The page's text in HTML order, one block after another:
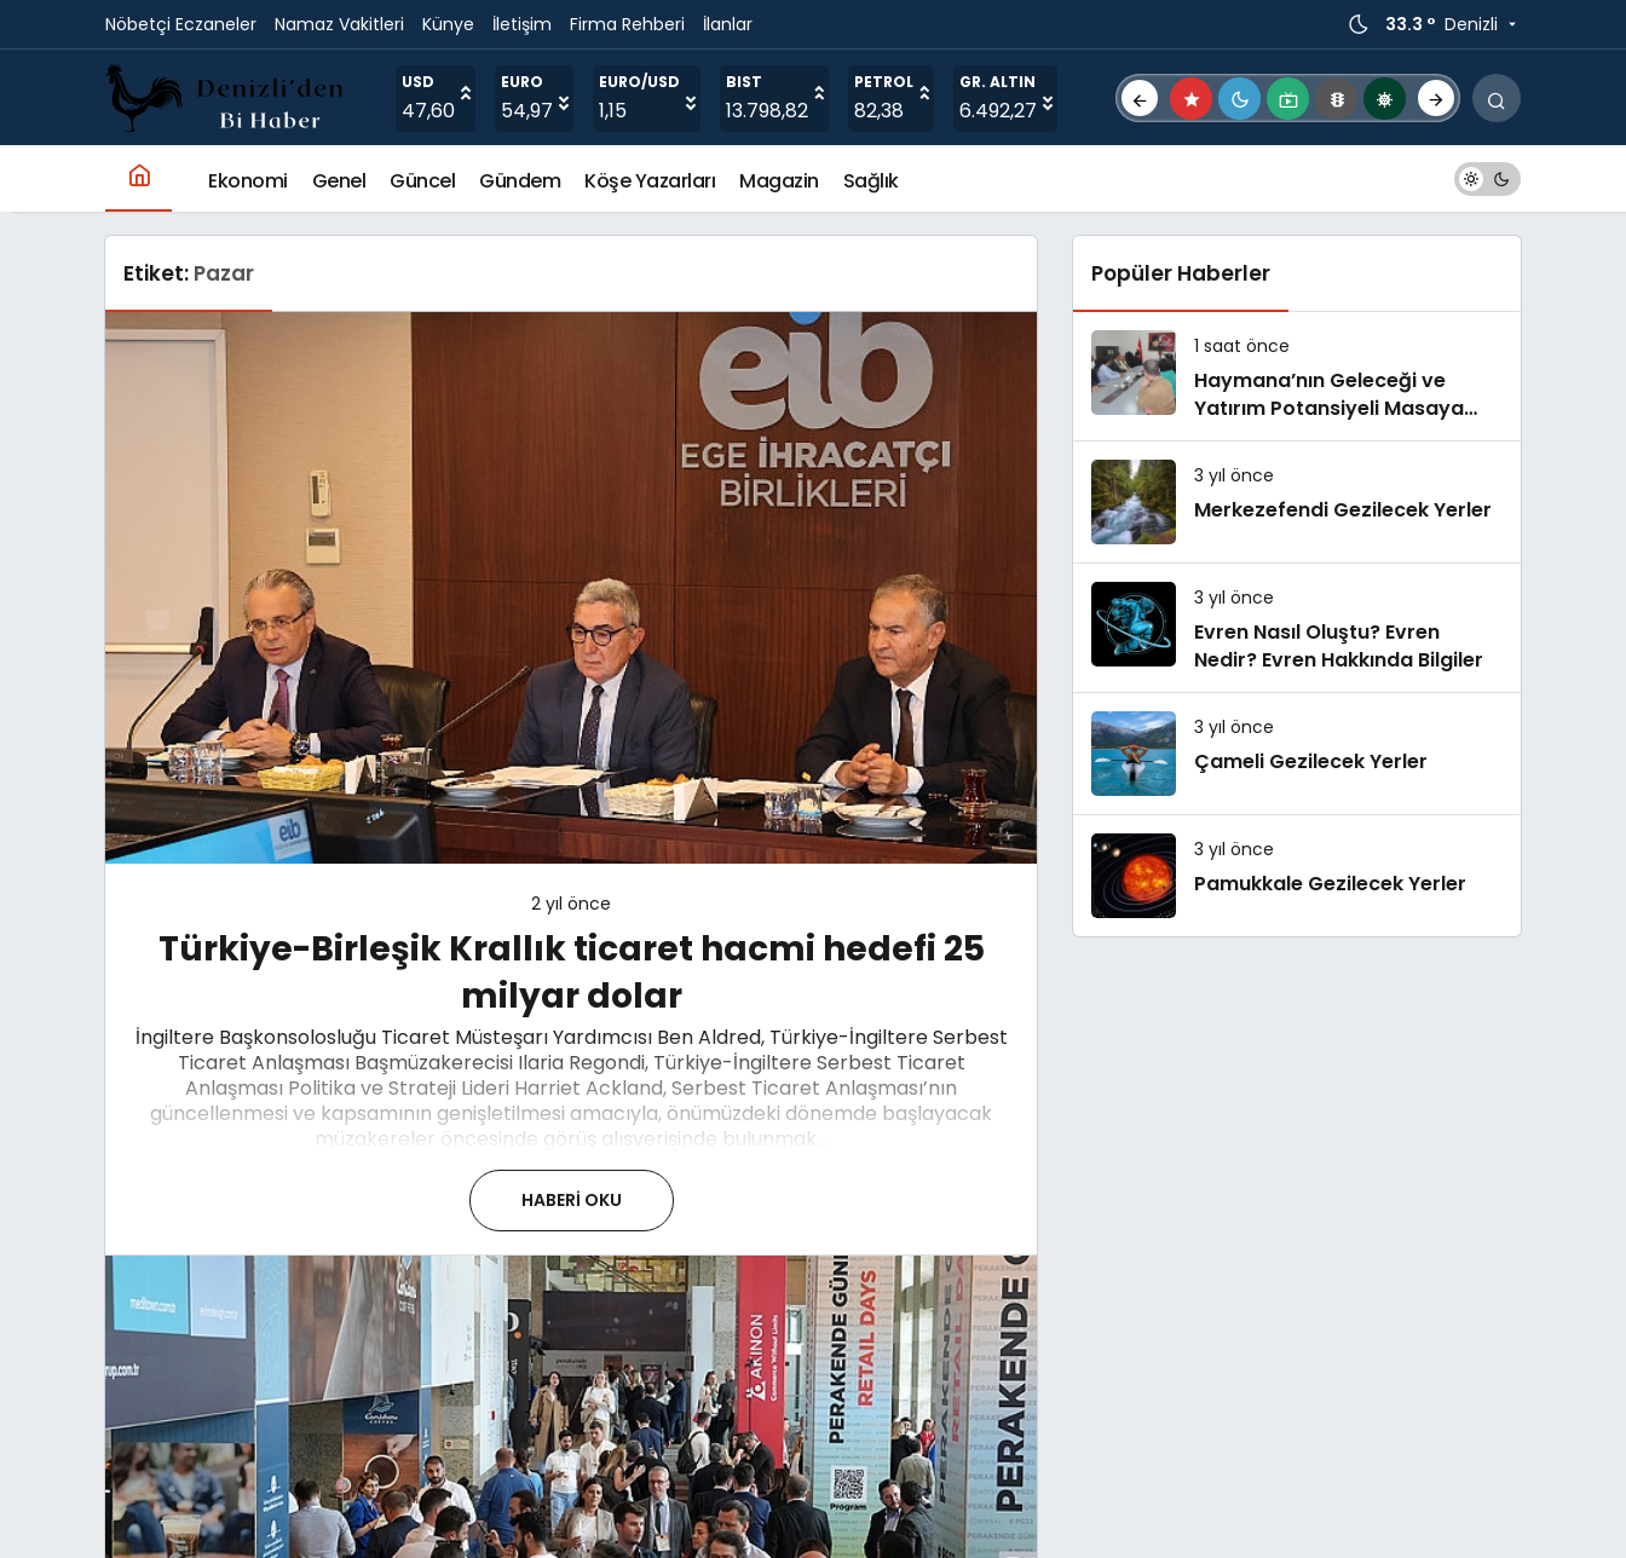
Nöbetçi Eczaneler Namaz Vakitleri Künye İletişim Firma Rehberi İlanlar 33.3 ° Denizli
USD
47,60
EURO
54,97
EURO/USD
1,15
BIST
13.798,82
PETROL
82,38
GR. ALTIN
6.492,27
Ekonomi Genel Güncel Gündem Köşe Yazarları Magazin Sağlık
Etiket: Pazar
2 yıl önce
Türkiye-Birleşik Krallık ticaret hacmi hedefi 25
milyar dolar
İngiltere Başkonsolosluğu Ticaret Müsteşarı Yardımcısı Ben Aldred, Türkiye-İngiltere Serbest
Ticaret Anlaşması Başmüzakerecisi Ilaria Regondi, Türkiye-İngiltere Serbest Ticaret
Anlaşması Politika ve Strateji Lideri Harriet Ackland, Serbest Ticaret Anlaşması’nın
güncellenmesi ve kapsamının genişletilmesi amacıyla, önümüzdeki dönemde başlayacak
müzakereler öncesinde görüş alışverişinde bulunmak...
HABERI OKU
Popüler Haberler
1 saat önce
Haymana’nın Geleceği ve
Yatırım Potansiyeli Masaya
Yatırıldı
3 yıl önce
Merkezefendi Gezilecek Yerler
3 yıl önce
Evren Nasıl Oluştu? Evren
Nedir? Evren Hakkında Bilgiler
3 yıl önce
Çameli Gezilecek Yerler
3 yıl önce
Pamukkale Gezilecek Yerler